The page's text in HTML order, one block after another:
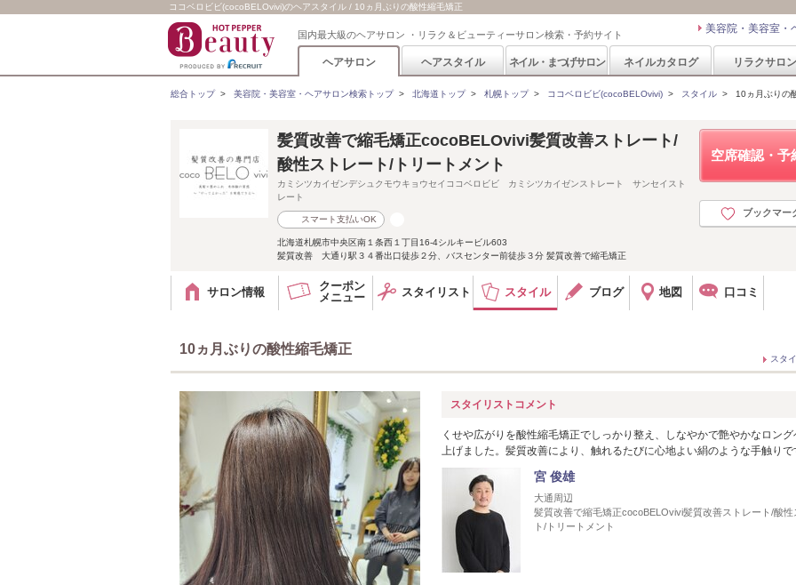
ココベロビビ(cocoBELOvivi)のヘアスタイル / 10ヵ月ぶりの酸性縮毛矯正
国内最大級のヘアサロン ・リラク＆ビューティーサロン検索・予約サイト 美容院・美容室・
ヘアサロン ヘアスタイル ネイル・まつげサロン ネイルカタログ リラクサロン
総合トップ> 美容院・美容室・ヘアサロン検索トップ> 北海道トップ> 札幌トップ> ココベロビビ(cocoBELOvivi) > スタイル > 10ヵ月ぶりの
空席確認・予
ブックマー
髪質改善で縮毛矯正cocoBELOvivi髪質改善ストレート/
酸性ストレート/トリートメント
カミシツカイゼンデシュクモウキョウセイココベロビビ カミシツカイゼンストレート サンセイスト
レート
スマート支払いOK
北海道札幌市中央区南１条西１丁目16-4シルキービル603
髪質改善 大通り駅３４番出口徒歩２分、バスセンター前徒歩３分 髪質改善で縮毛矯正
サロン情報
クーポン
メニュー
スタイリスト スタイル ブログ 地図 口コミ
10ヵ月ぶりの酸性縮毛矯正
スタ
スタイリストコメント
くせや広がりを酸性縮毛矯正でしっかり整え、しなやかで艶やかなロン
上げました。髪質改善により、触れるたびに心地よい絹のような手触りで
宮 俊雄
大通周辺
髪質改善で縮毛矯正cocoBELOvivi髪質改善ストレート/酸性
ト/トリートメント